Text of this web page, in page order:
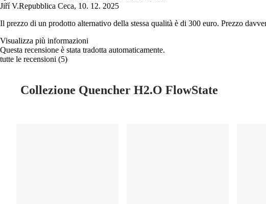
Jiří V.Repubblica Ceca, 10. 12. 2025
Il prezzo di un prodotto alternativo della stessa qualità è di 300 euro. Prezzo
Visualizza più informazioni
Questa recensione è stata tradotta automaticamente.
tutte le recensioni (5)
Collezione Quencher H2.O FlowState